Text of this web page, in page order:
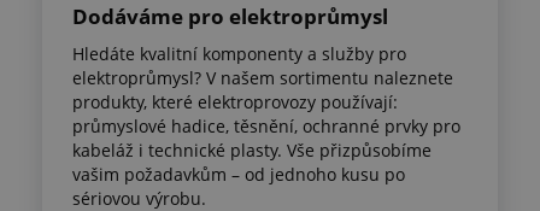
Dodáváme pro elektroprůmysl
Hledáte kvalitní komponenty a služby pro
elektroprůmysl? V našem sortimentu naleznete
produkty, které elektroprovozy používají:
průmyslové hadice, těsnění, ochranné prvky pro
kabeláž i technické plasty. Vše přizpůsobíme
vašim požadavkům – od jednoho kusu po
sériovou výrobu.